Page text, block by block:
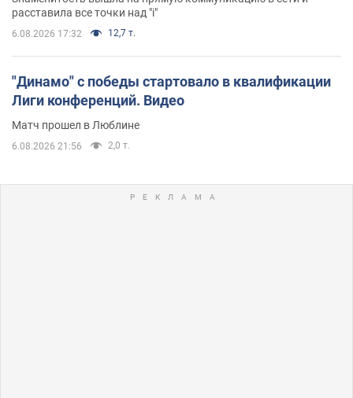
расставила все точки над "i"
6.08.2026 17:32 12,7 т.
"Динамо" с победы стартовало в квалификации
Лиги конференций. Видео
Матч прошел в Люблине
6.08.2026 21:56 2,0 т.